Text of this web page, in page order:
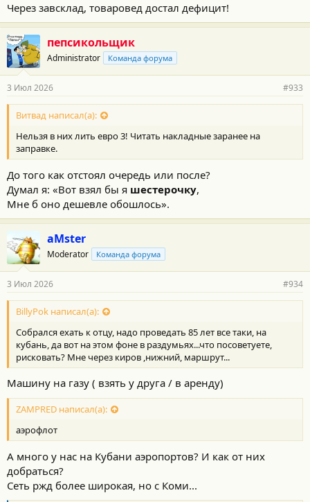
Через завсклад, товаровед достал дефицит!
пепсикольщик
Administrator Команда форума
3 Июл 2026 #933
Витвад написал(а):
Нельзя в них лить евро 3! Читать накладные заранее на
заправке.
До того как отстоял очередь или после?
Думал я: «Вот взял бы я шестерочку,
Мне б оно дешевле обошлось».
aMster
Moderator Команда форума
3 Июл 2026 #934
BillyPok написал(а):
Собрался ехать к отцу, надо проведать 85 лет все таки, на
кубань, да вот на этом фоне в раздумьях...что посоветуете,
рисковать? Мне через киров ,нижний, маршрут...
Машину на газу ( взять у друга / в аренду)
ZAMPRED написал(а):
аэрофлот
А много у нас на Кубани аэропортов? И как от них
добраться?
Сеть ржд более широкая, но с Коми...